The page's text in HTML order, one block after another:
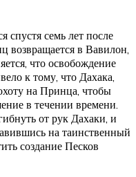
семь лет после
возвращается в Вавилон,
что освобождение
к тому, что Дахака,
на Принца, чтобы
в течении времени.
от рук Дахаки, и
на таинственный
создание Песков